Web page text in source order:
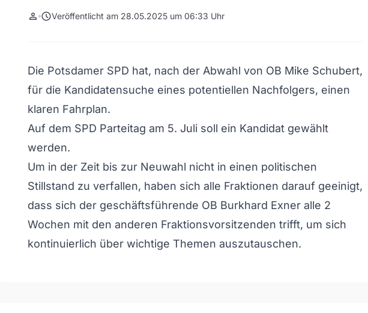
person scheduleVeröffentlicht am 28.05.2025 um 06:33 Uhr
Die Potsdamer SPD hat, nach der Abwahl von OB Mike Schubert,
für die Kandidatensuche eines potentiellen Nachfolgers, einen
klaren Fahrplan.
Auf dem SPD Parteitag am 5. Juli soll ein Kandidat gewählt
werden.
Um in der Zeit bis zur Neuwahl nicht in einen politischen
Stillstand zu verfallen, haben sich alle Fraktionen darauf geeinigt,
dass sich der geschäftsführende OB Burkhard Exner alle 2
Wochen mit den anderen Fraktionsvorsitzenden trifft, um sich
kontinuierlich über wichtige Themen auszutauschen.